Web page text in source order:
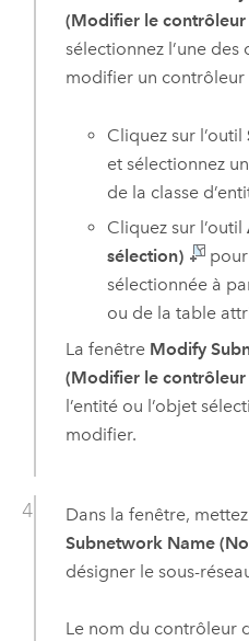
(Modifier le contrôleur
sélectionnez l’une
modifier un contrôleur
Cliquez sur l’outil
et sélectionnez
de la classe
Cliquez sur l’outil
sélection)
sélectionnée à
ou de la table
La fenêtre Modify
(Modifier le contrôleur
l’entité ou l’objet
modifier.
Dans la fenêtre,
Subnetwork Name
désigner le sous-
Le nom du contrôleur